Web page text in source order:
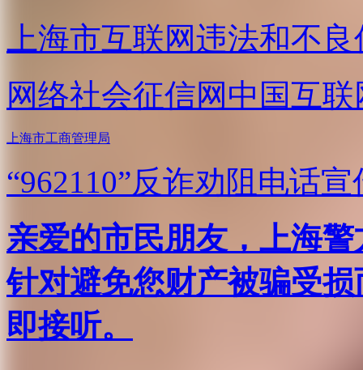
上海市互联网违法和不
网络社会征信网 中国互
上海市工商管理局
“962110”反诈劝阻电话宣
亲爱的市民朋友，上海
针对避免您财产被骗受
即接听。